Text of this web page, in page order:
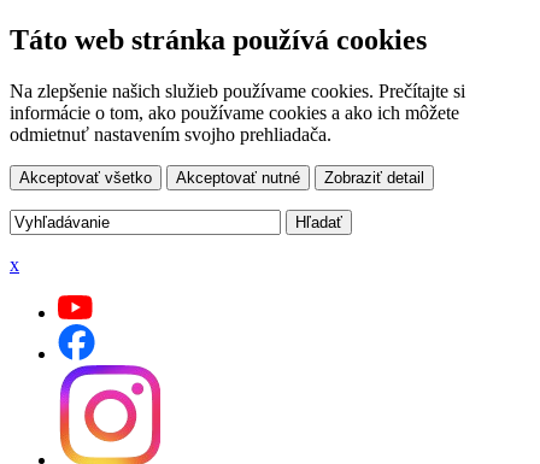
Táto web stránka používá cookies
Na zlepšenie našich služieb používame cookies. Prečítajte si
informácie o tom, ako používame cookies a ako ich môžete
odmietnuť nastavením svojho prehliadača.
Akceptovať všetko Akceptovať nutné Zobraziť detail
x